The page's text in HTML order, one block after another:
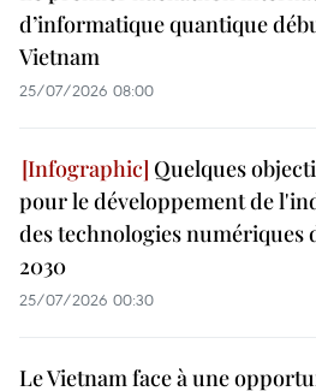
d’informatique quantique
Vietnam
25/07/2026 08:00
Quelques
pour le développement de
des technologies numériques
2030
25/07/2026 00:30
Le Vietnam face à une